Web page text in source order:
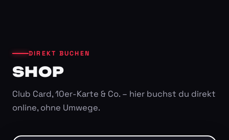
DIREKT BUCHEN
SHOP
Club Card, 10er-Karte & Co. – hier buchst du direkt
online, ohne Umwege.